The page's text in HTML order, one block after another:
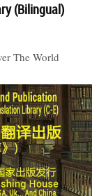
(Bilingual)
The World